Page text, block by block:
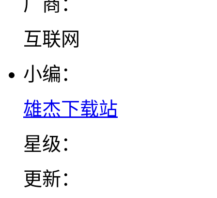
互联网
小编：
雄杰下载站
星级：
更新：